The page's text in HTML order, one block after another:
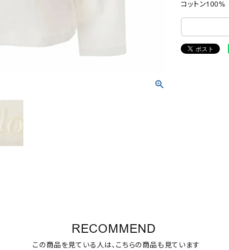
コットン100%
RECOMMEND
この商品を見ている人は、こちらの商品も見ています